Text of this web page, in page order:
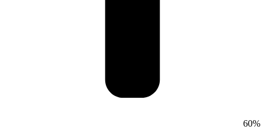
60%